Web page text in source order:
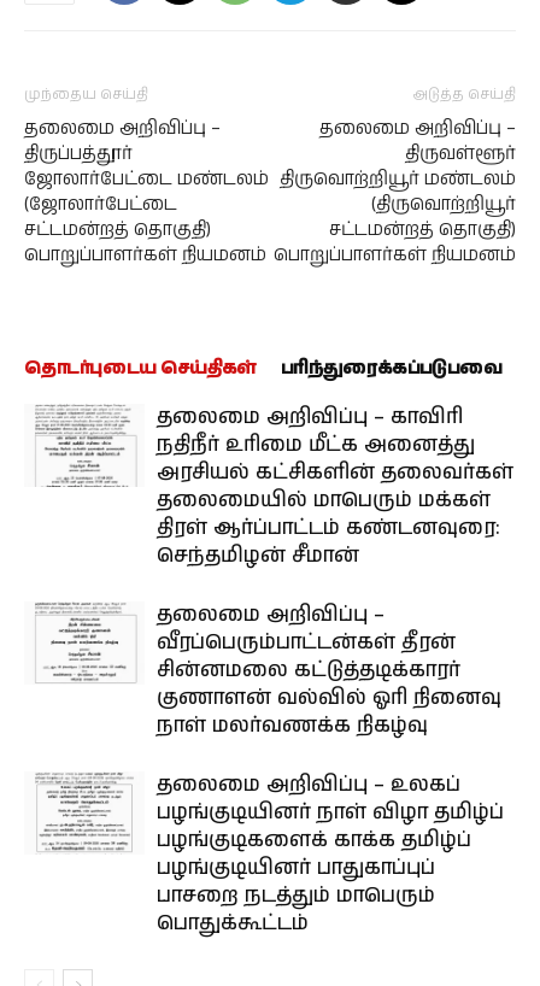
முந்தைய செய்தி
தலைமை அறிவிப்பு –
திருப்பத்தூர்
ஜோலார்பேட்டை மண்டலம்
(ஜோலார்பேட்டை
சட்டமன்றத் தொகுதி)
பொறுப்பாளர்கள் நியமனம்
அடுத்த செய்தி
தலைமை அறிவிப்பு –
திருவள்ளூர்
திருவொற்றியூர் மண்டலம்
(திருவொற்றியூர்
சட்டமன்றத் தொகுதி)
பொறுப்பாளர்கள் நியமனம்
தொடர்புடைய செய்திகள் பரிந்துரைக்கப்படுபவை
தலைமை அறிவிப்பு – காவிரி
நதிநீர் உரிமை மீட்க அனைத்து
அரசியல் கட்சிகளின் தலைவர்கள்
தலைமையில் மாபெரும் மக்கள்
திரள் ஆர்ப்பாட்டம் கண்டனவுரை:
செந்தமிழன் சீமான்
தலைமை அறிவிப்பு –
வீரப்பெரும்பாட்டன்கள் தீரன்
சின்னமலை கட்டுத்தடிக்காரர்
குணாளன் வல்வில் ஓரி நினைவு
நாள் மலர்வணக்க நிகழ்வு
தலைமை அறிவிப்பு – உலகப்
பழங்குடியினர் நாள் விழா தமிழ்ப்
பழங்குடிகளைக் காக்க தமிழ்ப்
பழங்குடியினர் பாதுகாப்புப்
பாசறை நடத்தும் மாபெரும்
பொதுக்கூட்டம்